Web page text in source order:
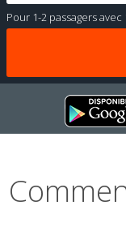
Pour 1-2 passagersavec